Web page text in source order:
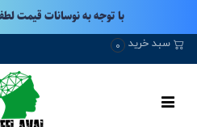
با توجه به نوسانات قیمت
سبد خرید 0